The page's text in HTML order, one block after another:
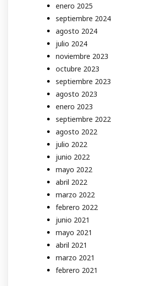
enero 2025
septiembre 2024
agosto 2024
julio 2024
noviembre 2023
octubre 2023
septiembre 2023
agosto 2023
enero 2023
septiembre 2022
agosto 2022
julio 2022
junio 2022
mayo 2022
abril 2022
marzo 2022
febrero 2022
junio 2021
mayo 2021
abril 2021
marzo 2021
febrero 2021